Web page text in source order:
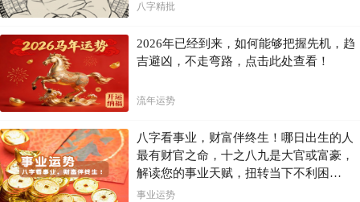
八字精批
2026年已经到来，如何能够把握先机，趋
吉避凶，不走弯路，点击此处查看！
流年运势
八字看事业，财富伴终生！哪日出生的人
最有财官之命，十之八九是大官或富豪，
解读您的事业天赋，扭转当下不利困
局！！
事业运势